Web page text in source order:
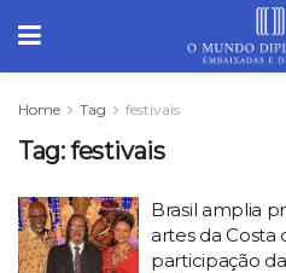
Home Tag festivais
Tag:festivais
Brasil amplia
artes da
participação